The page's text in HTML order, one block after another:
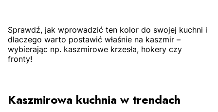
Sprawdź, jak wprowadzić ten kolor do swojej kuchni i
dlaczego warto postawić właśnie na kaszmir –
wybierając np. kaszmirowe krzesła, hokery czy
fronty!
Kaszmirowa kuchnia w trendach